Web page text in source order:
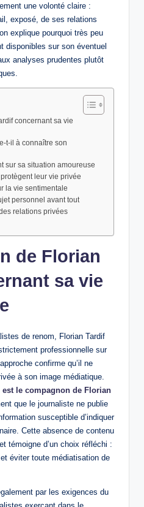
une volonté claire :
exposé, de ses relations
explique pourquoi très peu
disponibles sur son éventuel
analyses prudentes plutôt
concernant sa vie
t-il à connaître son
sur sa situation amoureuse
leur vie privée
la vie sentimentale
personnel avant tout
relations privées
de Florian
sa vie
de renom, Florian Tardif
professionnelle sur
confirme qu’il ne
à son image médiatique.
est le compagnon de Florian
que le journaliste ne publie
susceptible d’indiquer
Cette absence de contenu
témoigne d’un choix réfléchi :
éviter toute médiatisation de
par les exigences du